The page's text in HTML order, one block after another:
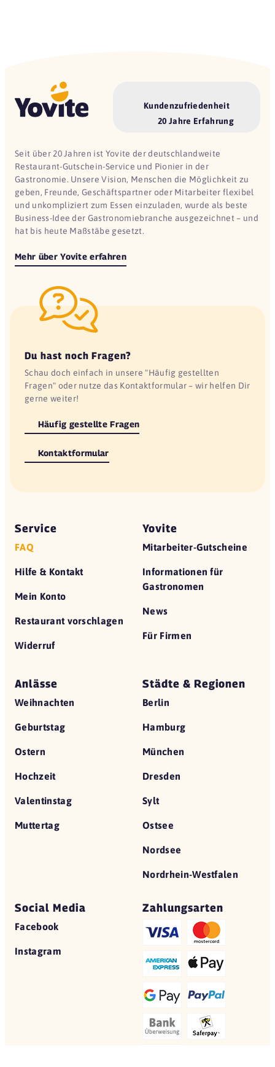
Kundenzufriedenheit
20 Jahre Erfahrung
Seit über 20 Jahren ist Yovite der deutschlandweite
Restaurant-Gutschein-Service und Pionier in der
Gastronomie. Unsere Vision, Menschen die Möglichkeit zu
geben, Freunde, Geschäftspartner oder Mitarbeiter flexibel
und unkompliziert zum Essen einzuladen, wurde als beste
Business-Idee der Gastronomiebranche ausgezeichnet – und
hat bis heute Maßstäbe gesetzt.
Mehr über Yovite erfahren
Du hast noch Fragen?
Schau doch einfach in unsere "Häufig gestellten
Fragen" oder nutze das Kontaktformular – wir helfen Dir
gerne weiter!
Häufig gestellte Fragen
Kontaktformular
Service
FAQ
Hilfe & Kontakt
Mein Konto
Restaurant vorschlagen
Widerruf
Yovite
Mitarbeiter-Gutscheine
Informationen für
Gastronomen
News
Für Firmen
Anlässe
Weihnachten
Geburtstag
Ostern
Hochzeit
Valentinstag
Muttertag
Städte & Regionen
Berlin
Hamburg
München
Dresden
Sylt
Ostsee
Nordsee
Nordrhein-Westfalen
Social Media
Facebook
Instagram
Zahlungsarten